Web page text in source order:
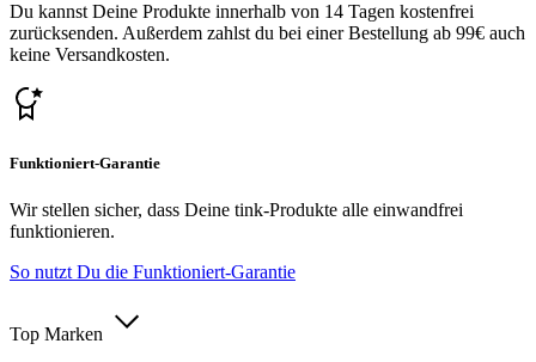
Du kannst Deine Produkte innerhalb von 14 Tagen kostenfrei
zurücksenden. Außerdem zahlst du bei einer Bestellung ab 99€ auch
keine Versandkosten.
Funktioniert-Garantie
Wir stellen sicher, dass Deine tink-Produkte alle einwandfrei
funktionieren.
So nutzt Du die Funktioniert-Garantie
Top Marken